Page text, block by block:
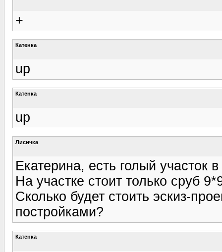
+
Катенка
up
Катенка
up
Лисичка
Екатерина, есть голый участок
На участке стоит только сруб
Сколько будет стоить эскиз-
постройками?
Катенка